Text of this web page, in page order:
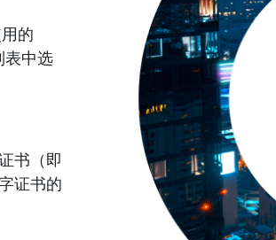
的
表中选
书（即
证书的